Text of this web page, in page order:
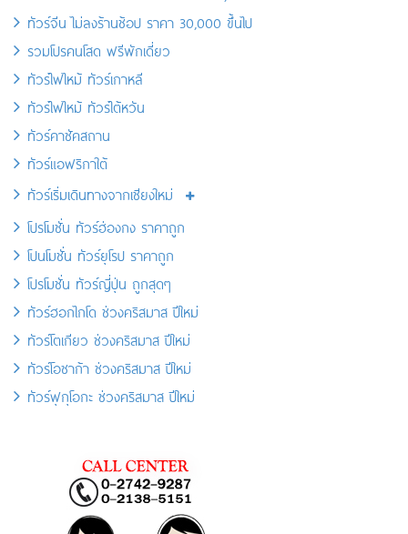
ทัวร์จีน ไม่ลงร้านช้อป ราคา 30,000 ขึ้นไป
รวมโปรคนโสด ฟรีพักเดี่ยว
ทัวร์ไฟไหม้ ทัวร์เกาหลี
ทัวร์ไฟไหม้ ทัวร์ไต้หวัน
ทัวร์คาซัคสถาน
ทัวร์แอฟริกาใต้
ทัวร์เริ่มเดินทางจากเชียงใหม่
โปรโมชั่น ทัวร์ฮ่องกง ราคาถูก
โปนโมชั่น ทัวร์ยุโรป ราคาถูก
โปรโมชั่น ทัวร์ญี่ปุ่น ถูกสุดๆ
ทัวร์ฮอกไกโด ช่วงคริสมาส ปีใหม่
ทัวร์โตเกียว ช่วงคริสมาส ปีใหม่
ทัวร์โอซาก้า ช่วงคริสมาส ปีใหม่
ทัวร์ฟุกุโอกะ ช่วงคริสมาส ปีใหม่